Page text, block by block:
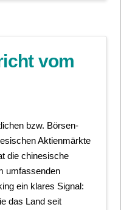
vom
bzw. Börsen-
Aktienmärkte
die chinesische
umfassenden
ein klares Signal:
das Land seit